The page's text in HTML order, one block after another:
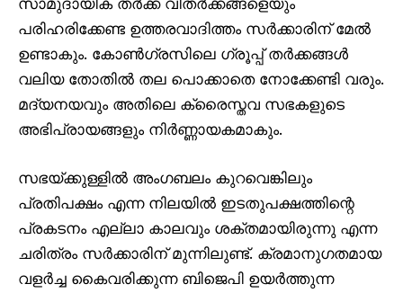
പരിഹരിക്കേണ്ട ഉത്തരവാദിത്തം സർക്കാരിന് മേൽ
ഉണ്ടാകും. കോൺഗ്രസിലെ ഗ്രൂപ്പ് തർക്കങ്ങൾ
വലിയ തോതിൽ തല പൊക്കാതെ നോക്കേണ്ടി വരും.
മദ്യനയവും അതിലെ ക്രൈസ്തവ സഭകളുടെ
അഭിപ്രായങ്ങളും നിർണ്ണായകമാകും.
സഭയ്ക്കുള്ളിൽ അംഗബലം കുറവെങ്കിലും
പ്രതിപക്ഷം എന്ന നിലയിൽ ഇടതുപക്ഷത്തിന്റെ
പ്രകടനം എല്ലാ കാലവും ശക്തമായിരുന്നു എന്ന
ചരിത്രം സർക്കാരിന് മുന്നിലുണ്ട്. ക്രമാനുഗതമായ
വളർച്ച കൈവരിക്കുന്ന ബിജെപി ഉയർത്തുന്ന